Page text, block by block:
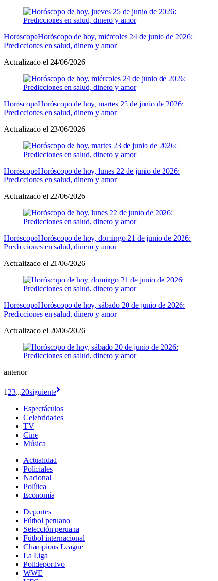
HoróscopoHoróscopo de hoy, miércoles 24 de junio de 2026:
Predicciones en salud, dinero y amor
Actualizado el 24/06/2026
HoróscopoHoróscopo de hoy, martes 23 de junio de 2026:
Predicciones en salud, dinero y amor
Actualizado el 23/06/2026
HoróscopoHoróscopo de hoy, lunes 22 de junio de 2026:
Predicciones en salud, dinero y amor
Actualizado el 22/06/2026
HoróscopoHoróscopo de hoy, domingo 21 de junio de 2026:
Predicciones en salud, dinero y amor
Actualizado el 21/06/2026
HoróscopoHoróscopo de hoy, sábado 20 de junio de 2026:
Predicciones en salud, dinero y amor
Actualizado el 20/06/2026
anterior
1 23...20siguiente
Espectáculos
Celebridades
TV
Cine
Música
Actualidad
Policiales
Nacional
Política
Economía
Deportes
Fútbol peruano
Selección peruana
Fútbol internacional
Champions League
La Liga
Polideportivo
WWE